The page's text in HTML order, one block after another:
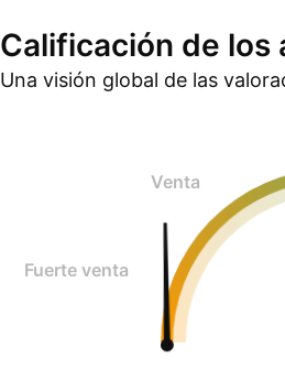
Calificación de los
Una visión global de las
Venta
Fuerte venta